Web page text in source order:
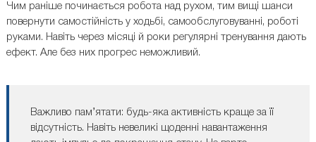
Чим раніше починається робота над рухом, тим вищі шанси
повернути самостійність у ходьбі, самообслуговуванні, роботі
руками. Навіть через місяці й роки регулярні тренування дають
ефект. Але без них прогрес неможливий.
Важливо пам’ятати: будь-яка активність краще за її
відсутність. Навіть невеликі щоденні навантаження